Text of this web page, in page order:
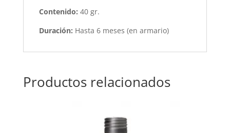
Contenido: 40 gr.
Duración: Hasta 6 meses (en armario)
Productos relacionados